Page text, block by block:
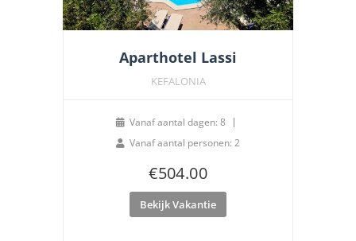
Aparthotel Lassi
KEFALONIA
Vanaf aantal dagen: 8
Vanaf aantal personen: 2
€504.00
Bekijk Vakantie